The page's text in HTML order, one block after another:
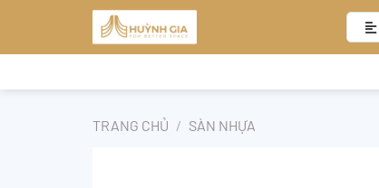
TRANG CHỦ / SÀN NHỰA